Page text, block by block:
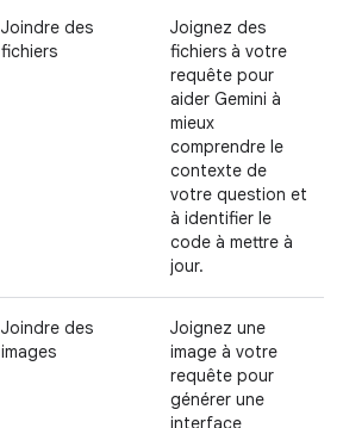
Joindre des
fichiers
Joignez des
fichiers à votre
requête pour
aider Gemini à
mieux
comprendre le
contexte de
votre question et
à identifier le
code à mettre à
jour.
Joindre des
images
Joignez une
image à votre
requête pour
générer une
interface